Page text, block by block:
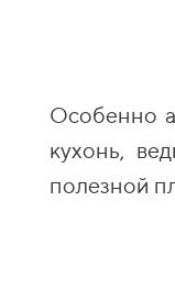
Особенно
кухонь,
полезной